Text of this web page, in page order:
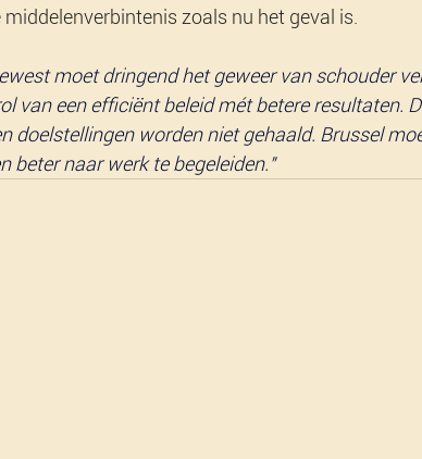
zoals nu het geval is.
moet dringend het geweer van schouder
van een efficiënt beleid mét betere resultaten.
doelstellingen worden niet gehaald. Brussel
beter naar werk te begeleiden."